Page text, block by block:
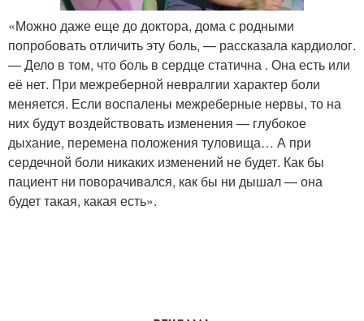
«Можно даже еще до доктора, дома с родными
попробовать отличить эту боль, — рассказала кардиолог.
— Дело в том, что боль в сердце статична . Она есть или
её нет. При межреберной невралгии характер боли
меняется. Если воспалены межреберные нервы, то на
них будут воздействовать изменения — глубокое
дыхание, перемена положения туловища… А при
сердечной боли никаких изменений не будет. Как бы
пациент ни поворачивался, как бы ни дышал — она
будет такая, какая есть».